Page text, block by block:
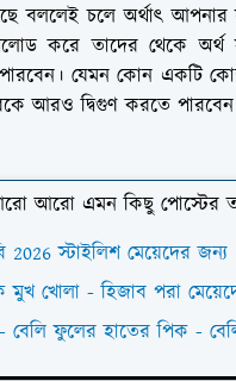
বললেই চলে অর্থাৎ
করে তাদের থেকে
যেমন কোন একটি
আরও দ্বিগুণ করতে
আরো এমন কিছু পোস্টের
2026 স্টাইলিশ মেয়েদের জন্য
মুখ খোলা - হিজাব পরা
বেলি ফুলের হাতের পিক -